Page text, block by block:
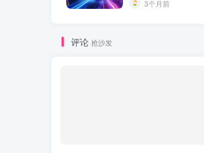
3个月前
评论 抢沙发